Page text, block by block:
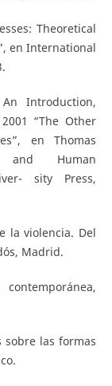
Theoretical
en International
Introduction,
“The Other
en Thomas
Human
sity Press,
la violencia. Del
Madrid.
sobre las formas